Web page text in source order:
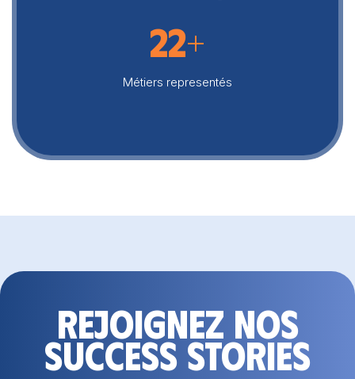
22+
Métiers representés
Rejoignez nos
success stories